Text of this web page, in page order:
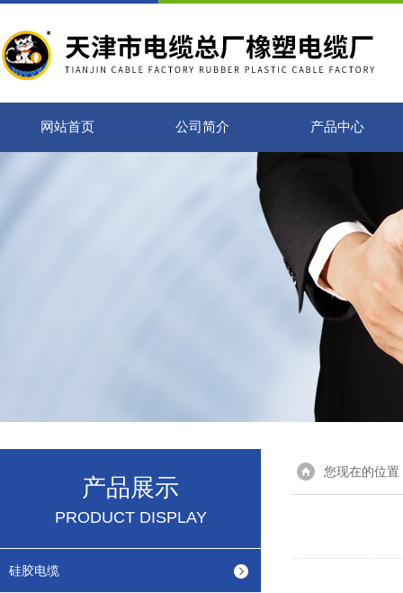
网站首页 公司简介 产品中心
产品展示
PRODUCT DISPLAY
硅胶电缆
您现在的位置